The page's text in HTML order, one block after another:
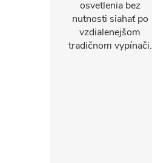
osvetlenia bez
nutnosti siahať po
vzdialenejšom
tradičnom vypínači.